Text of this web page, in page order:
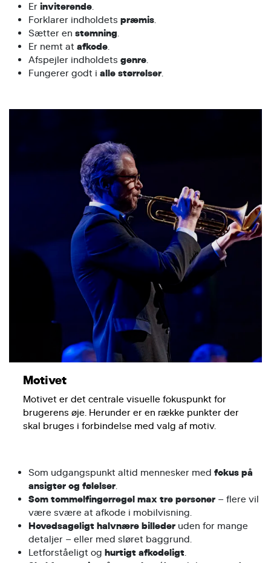
Er inviterende.
Forklarer indholdets præmis.
Sætter en stemning.
Er nemt at afkode.
Afspejler indholdets genre.
Fungerer godt i alle størrelser.
Motivet
Motivet er det centrale visuelle fokuspunkt for
brugerens øje. Herunder er en række punkter der
skal bruges i forbindelse med valg af motiv.
Som udgangspunkt altid mennesker med fokus på
ansigter og følelser.
Som tommelfingerregel max tre personer – flere vil
være svære at afkode i mobilvisning.
Hovedsageligt halvnære billeder uden for mange
detaljer – eller med sløret baggrund.
Letforståeligt og hurtigt afkodeligt.